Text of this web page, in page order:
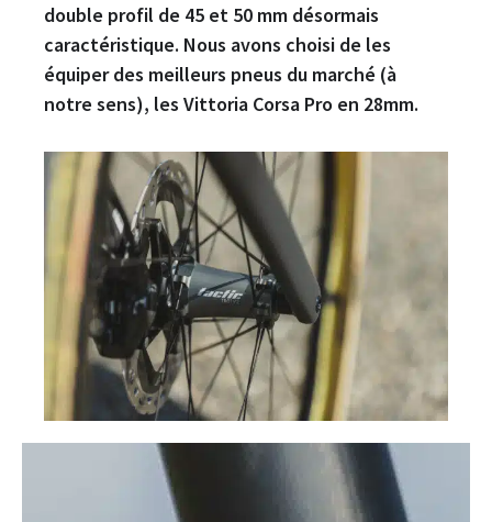
double profil de 45 et 50 mm désormais
caractéristique. Nous avons choisi de les
équiper des meilleurs pneus du marché (à
notre sens), les Vittoria Corsa Pro en 28mm.